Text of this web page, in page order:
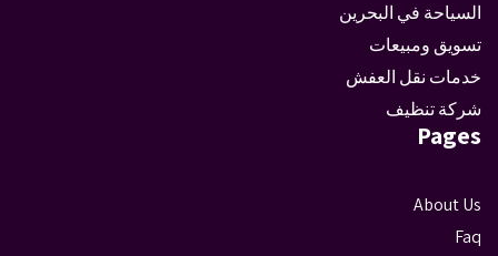
السياحة في البحرين
تسويق ومبيعات
خدمات نقل العفش
شركة تنظيف
Pages
About Us
Faq